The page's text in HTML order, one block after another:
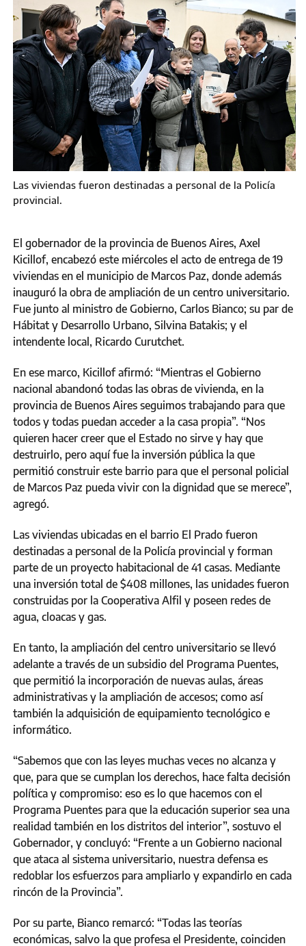
Las viviendas fueron destinadas a personal de la Policía
provincial.
El gobernador de la provincia de Buenos Aires, Axel
Kicillof, encabezó este miércoles el acto de entrega de 19
viviendas en el municipio de Marcos Paz, donde además
inauguró la obra de ampliación de un centro universitario.
Fue junto al ministro de Gobierno, Carlos Bianco; su par de
Hábitat y Desarrollo Urbano, Silvina Batakis; y el
intendente local, Ricardo Curutchet.
En ese marco, Kicillof afirmó: “Mientras el Gobierno
nacional abandonó todas las obras de vivienda, en la
provincia de Buenos Aires seguimos trabajando para que
todos y todas puedan acceder a la casa propia”. “Nos
quieren hacer creer que el Estado no sirve y hay que
destruirlo, pero aquí fue la inversión pública la que
permitió construir este barrio para que el personal policial
de Marcos Paz pueda vivir con la dignidad que se merece”,
agregó.
Las viviendas ubicadas en el barrio El Prado fueron
destinadas a personal de la Policía provincial y forman
parte de un proyecto habitacional de 41 casas. Mediante
una inversión total de $408 millones, las unidades fueron
construidas por la Cooperativa Alfil y poseen redes de
agua, cloacas y gas.
En tanto, la ampliación del centro universitario se llevó
adelante a través de un subsidio del Programa Puentes,
que permitió la incorporación de nuevas aulas, áreas
administrativas y la ampliación de accesos; como así
también la adquisición de equipamiento tecnológico e
informático.
“Sabemos que con las leyes muchas veces no alcanza y
que, para que se cumplan los derechos, hace falta decisión
política y compromiso: eso es lo que hacemos con el
Programa Puentes para que la educación superior sea una
realidad también en los distritos del interior”, sostuvo el
Gobernador, y concluyó: “Frente a un Gobierno nacional
que ataca al sistema universitario, nuestra defensa es
redoblar los esfuerzos para ampliarlo y expandirlo en cada
rincón de la Provincia”.
Por su parte, Bianco remarcó: “Todas las teorías
económicas, salvo la que profesa el Presidente, coinciden